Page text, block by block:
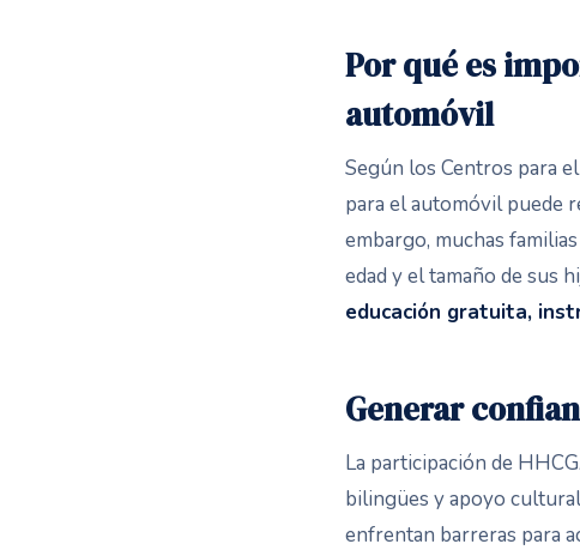
Por qué es
automóvil
Según los Centros para
para el automóvil puede
embargo, muchas
edad y el tamaño de sus
educación gratuita,
Generar
La participación de
bilingües y apoyo
enfrentan barreras para